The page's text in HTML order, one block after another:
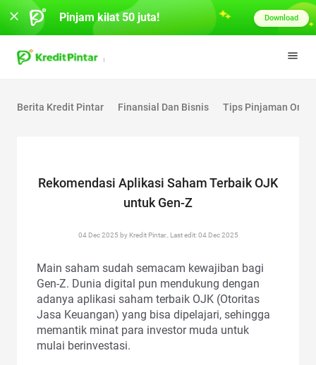
Berita Kredit Pintar Finansial Dan Bisnis Tips Pinjaman
Rekomendasi Aplikasi Saham Terbaik OJK
untuk Gen-Z
04 Dec 2025 by Kredit Pintar., Last edit: 04 Dec 2025
Main saham sudah semacam kewajiban bagi
Gen-Z. Dunia digital pun mendukung dengan
adanya aplikasi saham terbaik OJK (Otoritas
Jasa Keuangan) yang bisa dipelajari, sehingga
memantik minat para investor muda untuk
mulai berinvestasi.
Pinjam kilat 50 juta! Download